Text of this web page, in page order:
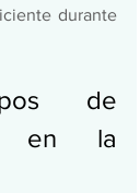
durante
de
en la